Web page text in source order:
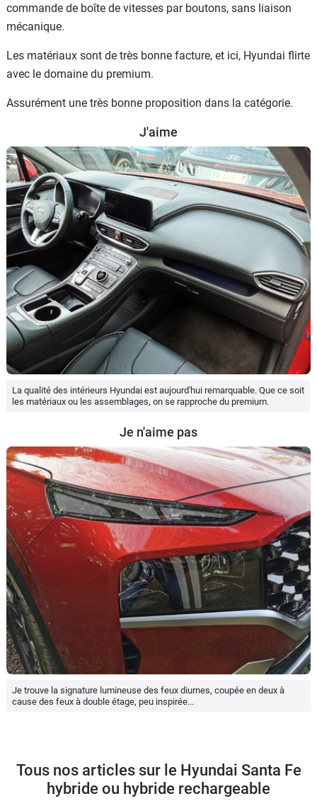
commande de boîte de vitesses par boutons, sans liaison
mécanique.
Les matériaux sont de très bonne facture, et ici, Hyundai flirte
avec le domaine du premium.
Assurément une très bonne proposition dans la catégorie.
J'aime
La qualité des intérieurs Hyundai est aujourd'hui remarquable. Que ce soit
les matériaux ou les assemblages, on se rapproche du premium.
Je n'aime pas
Je trouve la signature lumineuse des feux diurnes, coupée en deux à
cause des feux à double étage, peu inspirée...
Tous nos articles sur le Hyundai Santa Fe
hybride ou hybride rechargeable